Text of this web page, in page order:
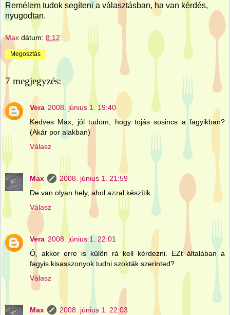
Remélem tudok segíteni a választásban, ha van kérdés,
nyugodtan.
Max dátum: 8:12
Megosztás
7 megjegyzés:
Vera 2008. június 1. 19:40
Kedves Max, jól tudom, hogy tojás sosincs a fagyikban?
(Akár por alakban)
Válasz
Max
2008. június 1. 21:59
De van olyan hely, ahol azzal készítik.
Válasz
Vera 2008. június 1. 22:01
Ó, akkor erre is külön rá kell kérdezni. EZt általában a
fagyis kisasszonyok tudni szokták szerinted?
Válasz
Max
2008. június 1. 22:03